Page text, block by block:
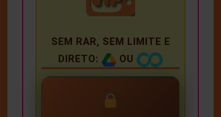
SEM RAR, SEM LIMITE E
DIRETO:
OU